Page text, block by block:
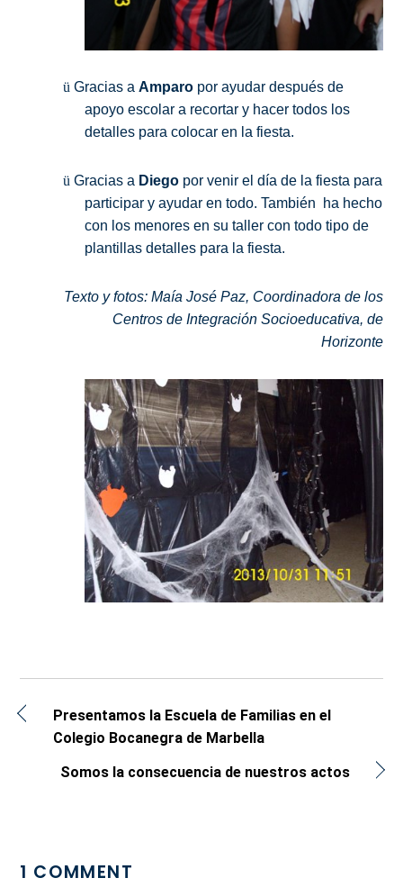
ü Gracias aAmparo por ayudar después de
apoyo escolar a recortar y hacer todos los
detalles para colocar en la fiesta.
ü Gracias a Diego por venir el día de la fiesta para
participar y ayudar en todo. También
ha hecho
con los menores en su taller con todo tipo de
plantillas detalles para la fiesta.
Texto y fotos: Maía José Paz, Coordinadora de los
Centros de Integración Socioeducativa, de
Horizonte
Presentamos la Escuela de Familias en el
Colegio Bocanegra de Marbella
Somos la consecuencia de nuestros actos
1 COMMENT